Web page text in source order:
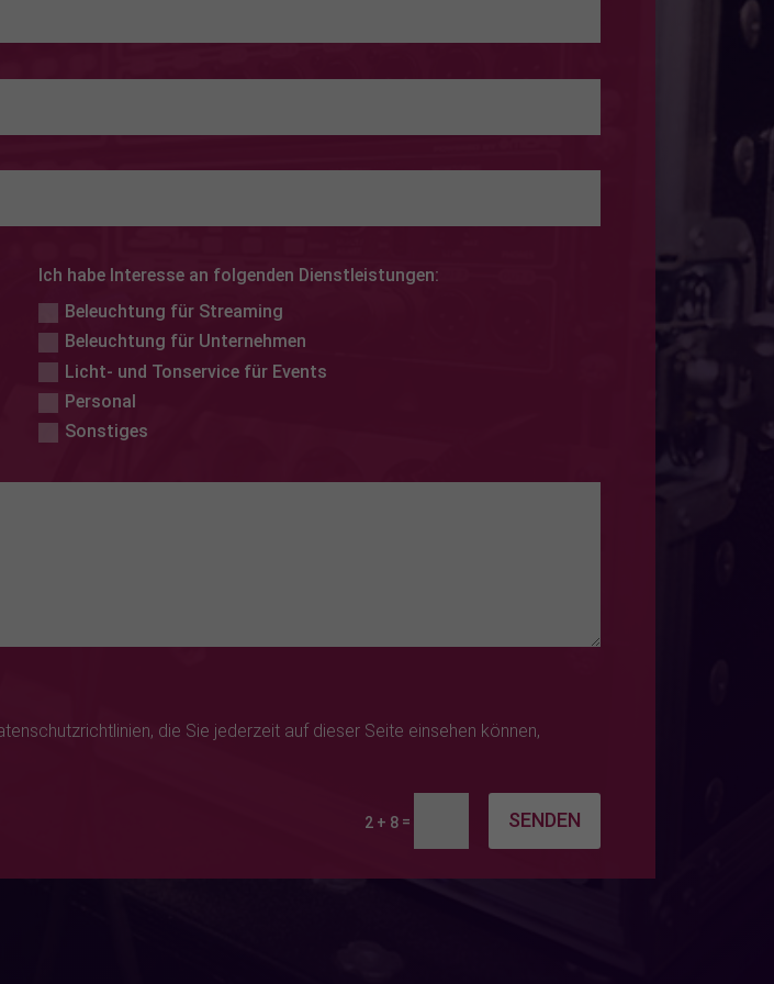
Ich habe Interesse an folgenden Dienstleistungen:
Beleuchtung für Streaming
Beleuchtung für Unternehmen
Licht- und Tonservice für Events
Personal
Sonstiges
die Sie jederzeit auf dieser Seite einsehen können,
2 + 8 = SENDEN